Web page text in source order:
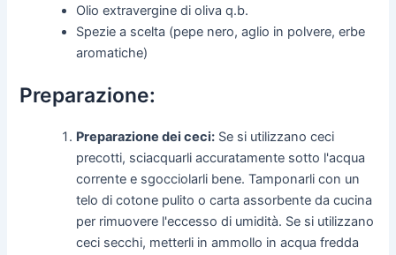
Olio extravergine di oliva q.b.
Spezie a scelta (pepe nero, aglio in polvere, erbe
aromatiche)
Preparazione:
Preparazione dei ceci: Se si utilizzano ceci
precotti, sciacquarli accuratamente sotto l'acqua
corrente e sgocciolarli bene. Tamponarli con un
telo di cotone pulito o carta assorbente da cucina
per rimuovere l'eccesso di umidità. Se si utilizzano
ceci secchi, metterli in ammollo in acqua fredda